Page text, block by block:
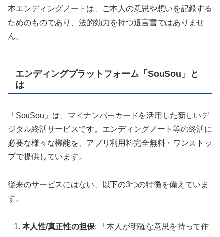
本エンディングノートは、ご本人の意思や想いを記録する
ためのものであり、法的効力を持つ遺言書ではありませ
ん。
エンディングプラットフォーム「SouSou」と
は
「SouSou」は、マイナンバーカードを活用した新しいデ
ジタル終活サービスです。エンディングノート等の終活に
必要な様々な機能を、アプリ利用料完全無料・ワンストッ
プで提供しています。
従来のサービスにはない、以下の3つの特徴を備えていま
す。
本人性/真正性の担保: 「本人が明確な意思を持って作